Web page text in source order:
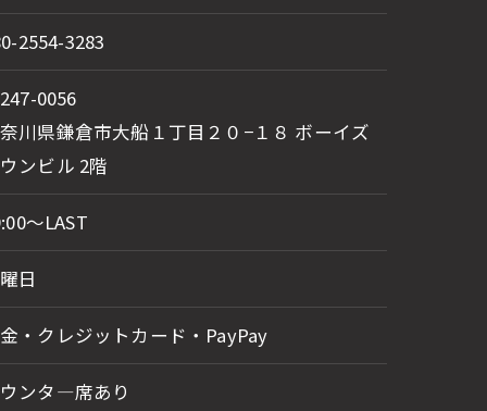
2554-3283
0056
川県鎌倉市大船１丁目２０−１８ ボーイズ
ンビル 2階
～LAST
日
・クレジットカード・PayPay
ンタ―席あり